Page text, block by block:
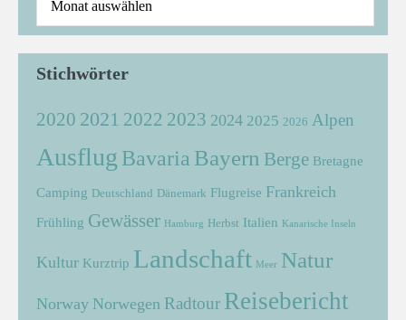
Stichwörter
2020 2021 2022 2023 2024 2025 2026 Alpen
Ausflug Bavaria Bayern Berge Bretagne
Camping Deutschland Dänemark Flugreise Frankreich
Frühling Gewässer Hamburg Herbst Italien Kanarische Inseln
Kultur Kurztrip Landschaft Meer Natur
Norway Norwegen Radtour Reisebericht